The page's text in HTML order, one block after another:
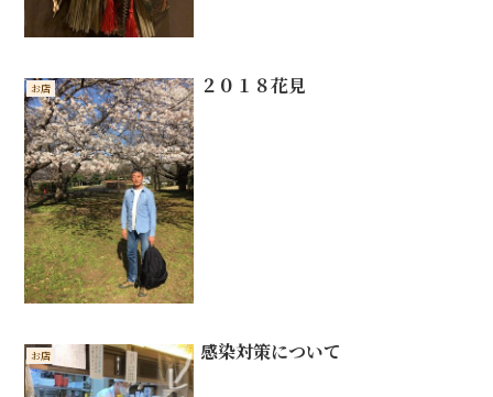
お店 ２０１８花見
お店 感染対策について